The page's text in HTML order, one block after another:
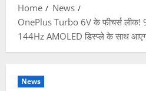
Home
News
OnePlus Turbo 6V के फीचर्स लीक!
144Hz AMOLED डिस्प्ले के साथ
News